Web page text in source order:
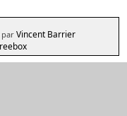
par Vincent Barrier